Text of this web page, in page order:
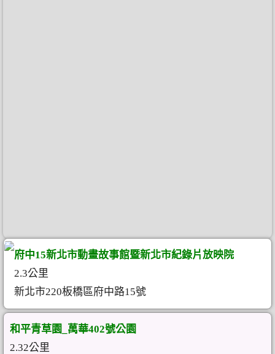
府中15新北市動畫故事館暨新北市紀錄片放映院
2.3公里
新北市220板橋區府中路15號
和平青草園_萬華402號公園
2.32公里